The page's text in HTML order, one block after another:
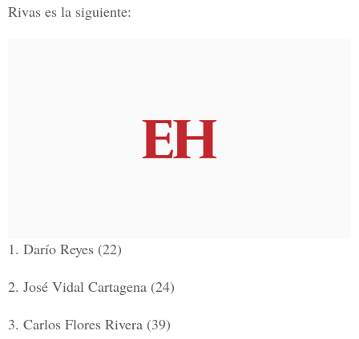
Rivas es la siguiente:
1. Darío Reyes (22)
2. José Vidal Cartagena (24)
3. Carlos Flores Rivera (39)